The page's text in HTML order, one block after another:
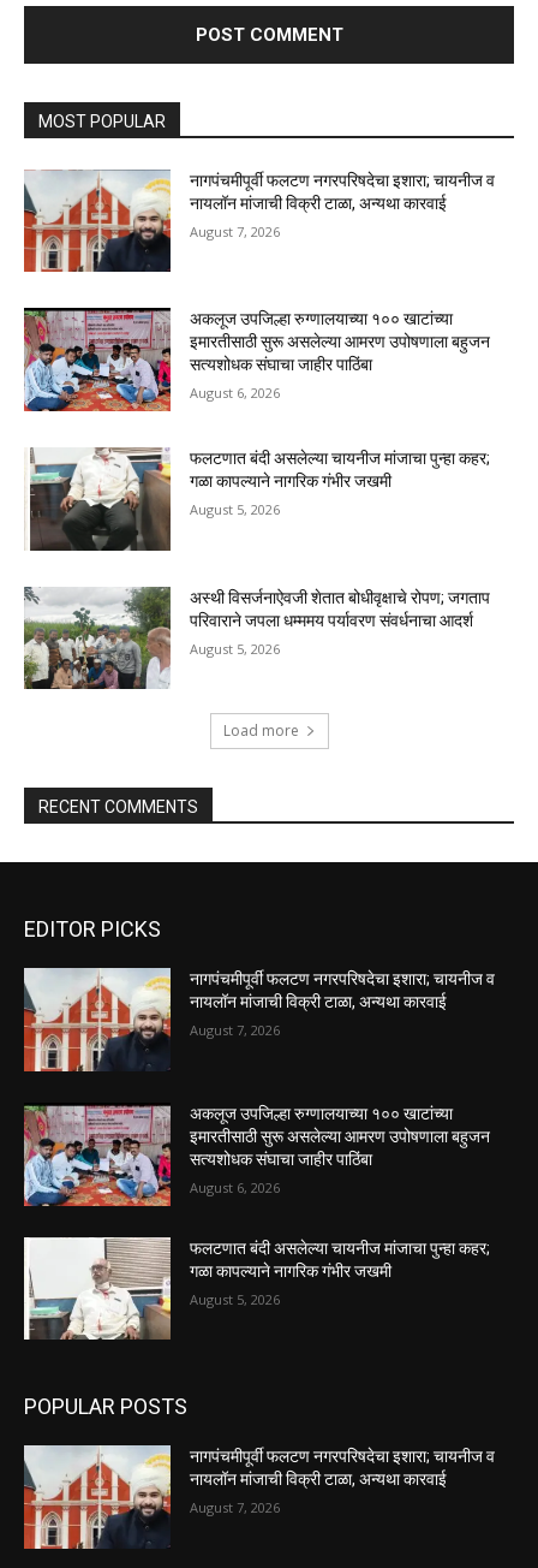
MOST POPULAR
नागपंचमीपूर्वी फलटण नगरपरिषदेचा इशारा; चायनीज व
नायलॉन मांजाची विक्री टाळा, अन्यथा कारवाई
August 7, 2026
अकलूज उपजिल्हा रुग्णालयाच्या १०० खाटांच्या
इमारतीसाठी सुरू असलेल्या आमरण उपोषणाला बहुजन
सत्यशोधक संघाचा जाहीर पाठिंबा
August 6, 2026
फलटणात बंदी असलेल्या चायनीज मांजाचा पुन्हा कहर;
गळा कापल्याने नागरिक गंभीर जखमी
August 5, 2026
अस्थी विसर्जनाऐवजी शेतात बोधीवृक्षाचे रोपण; जगताप
परिवाराने जपला धम्ममय पर्यावरण संवर्धनाचा आदर्श
August 5, 2026
Load more
RECENT COMMENTS
EDITOR PICKS
नागपंचमीपूर्वी फलटण नगरपरिषदेचा इशारा; चायनीज व
नायलॉन मांजाची विक्री टाळा, अन्यथा कारवाई
August 7, 2026
अकलूज उपजिल्हा रुग्णालयाच्या १०० खाटांच्या
इमारतीसाठी सुरू असलेल्या आमरण उपोषणाला बहुजन
सत्यशोधक संघाचा जाहीर पाठिंबा
August 6, 2026
फलटणात बंदी असलेल्या चायनीज मांजाचा पुन्हा कहर;
गळा कापल्याने नागरिक गंभीर जखमी
August 5, 2026
POPULAR POSTS
नागपंचमीपूर्वी फलटण नगरपरिषदेचा इशारा; चायनीज व
नायलॉन मांजाची विक्री टाळा, अन्यथा कारवाई
August 7, 2026